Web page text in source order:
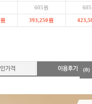
605원 605
원 393,250원
(0)